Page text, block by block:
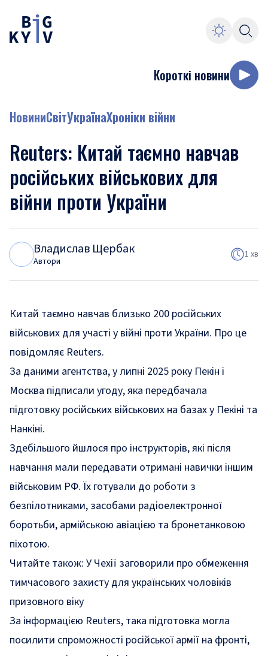
Короткі новини
НовиниСвітУкраїнаХроніки війни
Reuters: Китай таємно навчав
російських військових для
війни проти України
Владислав Щербак
Автори
1 хв
Китай таємно навчав близько 200 російських
військових для участі у війні проти України. Про це
повідомляє Reuters.
За даними агентства, у липні 2025 року Пекін і
Москва підписали угоду, яка передбачала
підготовку російських військових на базах у Пекіні та
Нанкіні.
Здебільшого йшлося про інструкторів, які після
навчання мали передавати отримані навички іншим
військовим РФ. Їх готували до роботи з
безпілотниками, засобами радіоелектронної
боротьби, армійською авіацією та бронетанковою
піхотою.
Читайте також: У Чехії заговорили про обмеження
тимчасового захисту для українських чоловіків
призовного віку
За інформацією Reuters, така підготовка могла
посилити спроможності російської армії на фронті,